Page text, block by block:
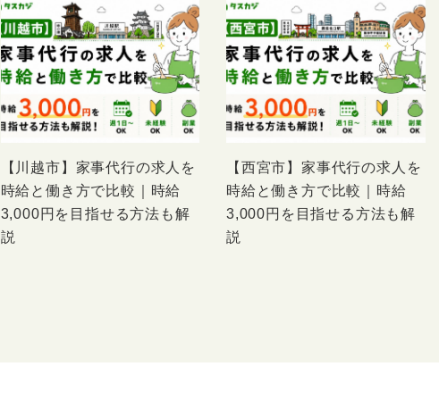
【川越市】家事代行の求人を
時給と働き方で比較｜時給
3,000円を目指せる方法も解
説
【西宮市】家事代行の求人を
時給と働き方で比較｜時給
3,000円を目指せる方法も解
説